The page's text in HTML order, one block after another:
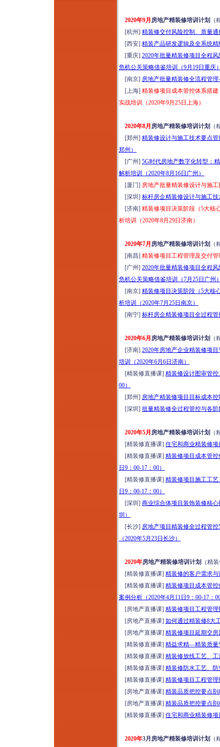
2020年9月 房地产精装修培训计划
[杭州] 精装修交付风险控制、质量
[西安] 精装产品研发逻辑及全系统
[重庆] 2020年批量精装修项目全程
危机公关策略借鉴培训（9月19日重庆
[南京] 房地产批量精装修全流程管
[上海] 精装修项目成本管控体系搭
实战培训（2020年9月25日上海）
2020年8月 房地产精装修培训计划
[郑州] 精装修设计与施工技术要点
郑州）
[广州] 5G时代房地产数字化转型：
解析培训（2020年8月16日广州）
[厦门] 房地产批量精装修设计与施
[深圳] 标杆房企精装修设计与施工
[济南] 精装修项目决策阶段（5大核
析培训（2020年8月29日济南）
2020年7月 房地产精装修培训计划
[南昌] 精装修项目工程管理及交付
[广州] 2020年批量精装修项目全程
危机公关策略借鉴培训（7月25日广州
[南京] 精装修项目决策阶段（5大核
析培训（2020年7月25日南京）
[南宁] 标杆房企精装修项目全过程
2020年6月 房地产精装修培训计划
[济南] 2020年房地产企业精装修项
培训（2020年6月6日济南）
[精装修直播课] 精装修设计图审管控
00）
[郑州] 房地产精装修项目目标成本
[深圳] 批量精装修全过程管控与各
2020年5月 房地产精装修培训计划
[精装修直播课] 住宅和商业精装修项
[精装修直播课] 精装修项目成本管
日9：00-17：00）
[精装修直播课] 精装修项目施工工
日9：00-17：00）
[深圳] 商业综合体项目装饰装修核
圳）
[长沙] 房地产项目精装修全过程管
（2020年5月23日长沙）
2020年房地产精装修培训计划
（精
[精装修直播课] 精装修的客户需求与
[精装修直播课] 精装修项目成本管
案例分析（2020年4月11日9：00-17：
[房地产直播课] 精装修项目工程管
[房地产直播课] 如何通过精装修8大
[房地产直播课] 精装修项目延期交房
[精装修直播课] 精益求精—精装质量
[精装修直播课] 精装修放线工艺、工
[精装修直播课] 精装修防水工艺、防
[精装修直播课] 精装修项目工程管理
[房地产直播课] 精装品质把控要点剖
[房地产直播课] 精装品质把控要点剖
[精装修直播课] 住宅和商业精装修项
2020年3月房地产精装修培训计划